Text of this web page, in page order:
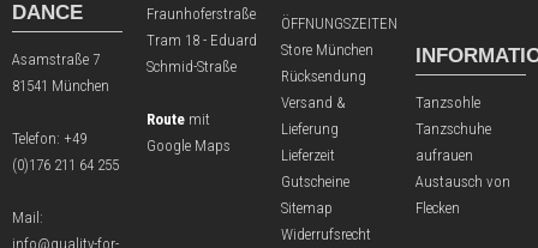
DANCE
Asamstraße 7
81541 München
Telefon: +49
(0)176 211 64 255
Mail:
info@quality-for-
Fraunhoferstraße
Tram 18 - Eduard
Schmid-Straße
Route mit
Google Maps
ÖFFNUNGSZEITEN
Store München
Rücksendung
Versand &
Lieferung
Lieferzeit
Gutscheine
Sitemap
Widerrufsrecht
Tanzsohle
Tanzschuhe
aufrauen
Austausch von
Flecken